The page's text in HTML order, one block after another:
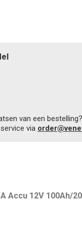
van een
via
Accu 12V 100Ah/